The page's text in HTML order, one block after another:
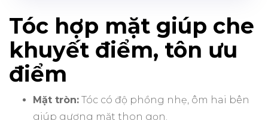
Tóc hợp mặt giúp che
khuyết điểm, tôn ưu
điểm
Mặt tròn: Tóc có độ phồng nhẹ, ôm hai bên
giúp gương mặt thon gọn.